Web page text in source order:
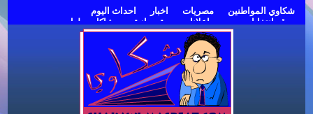
شكاوي المواطنين مصريات اخبار
احداث اليوم
موقع انتخابات مصر
اعلانات مبوبة مجانية
مشاكل وحلول